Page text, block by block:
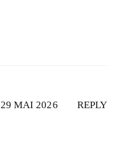
REPLY
29 MAI 2026